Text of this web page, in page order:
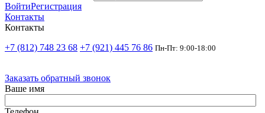
ВойтиРегистрация
Контакты
Контакты
+7 (812) 748 23 68 +7 (921) 445 76 86 Пн-Пт: 9:00-18:00
Заказать обратный звонок
Ваше имя